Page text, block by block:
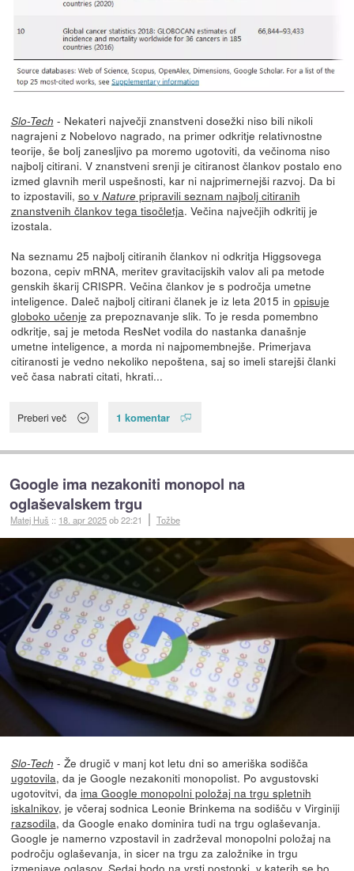
Slo-Tech - Nekateri največji znanstveni dosežki niso bili nikoli
nagrajeni z Nobelovo nagrado, na primer odkritje relativnostne
teorije, še bolj zanesljivo pa moremo ugotoviti, da večinoma niso
najbolj citirani. V znanstveni srenji je citiranost člankov postalo eno
izmed glavnih meril uspešnosti, kar ni najprimernejši razvoj. Da bi
to izpostavili, so v Naturepripravili seznam najbolj citiranih
znanstvenih člankov tega tisočletja. Večina največjih odkritij je
izostala.
Na seznamu 25 najbolj citiranih člankov ni odkritja Higgsovega
bozona, cepiv mRNA, meritev gravitacijskih valov ali pa metode
genskih škarij CRISPR. Večina člankov je s področja umetne
inteligence. Daleč najbolj citirani članek je iz leta 2015 in opisuje
globoko učenje za prepoznavanje slik. To je resda pomembno
odkritje, saj je metoda ResNet vodila do nastanka današnje
umetne inteligence, a morda ni najpomembnejše. Primerjava
citiranosti je vedno nekoliko nepoštena, saj so imeli starejši članki
več časa nabrati citati, hkrati...
Preberi več 1 komentar
Google ima nezakoniti monopol na
oglaševalskem trgu
Matej Huš :: 18. apr 2025ob 22:21 Tožbe
Slo-Tech - Že drugič v manj kot letu dni so ameriška sodišča
ugotovila, da je Google nezakoniti monopolist. Po avgustovski
ugotovitvi, da ima Google monopolni položaj na trgu spletnih
iskalnikov, je včeraj sodnica Leonie Brinkema na sodišču v Virginiji
razsodila, da Google enako dominira tudi na trgu oglaševanja.
Google je namerno vzpostavil in zadrževal monopolni položaj na
področju oglaševanja, in sicer na trgu za založnike in trgu
izmenjave oglasov. Sedaj bodo na vrsti postopki, v katerih se bo